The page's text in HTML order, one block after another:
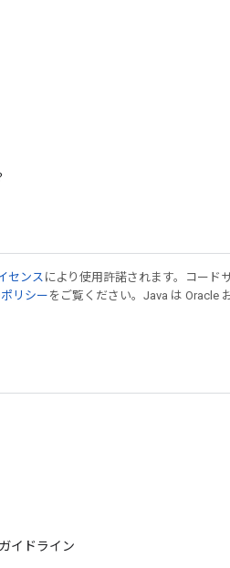
センス により使用許諾されます。コード
リシーをご覧ください。Java は Oracle
イドライン